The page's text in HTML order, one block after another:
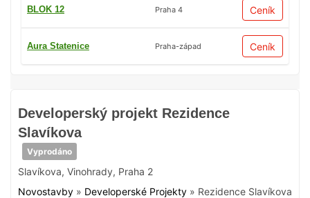
Developerský projekt Rezidence
Slavíkova
Vyprodáno
Slavíkova, Vinohrady, Praha 2
Novostavby » Developerské Projekty » Rezidence Slavíkova
BLOK 12 Praha 4 Ceník
Aura Statenice Praha-západ Ceník